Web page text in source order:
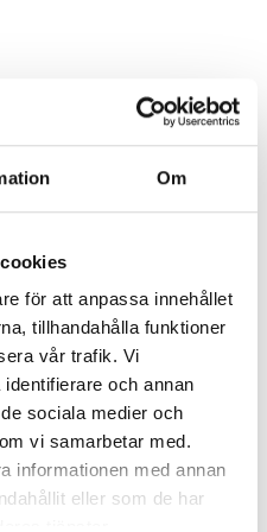
Om
för att anpassa innehållet
tillhandahålla funktioner
vår trafik. Vi
och annan
sociala medier och
vi samarbetar med.
informationen med annan
eller som de har
Rayo Vallecano
- Deportivo
Alavés
22 eller 23 augusti
Estadio de Vallecas,
Madrid
P.P. FRÅN
3291 SEK
P.P. FRÅN
8165 SEK